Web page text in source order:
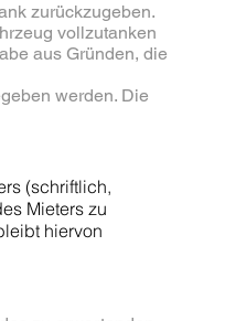
zurückzugeben.
vollzutanken
aus Gründen, die
werden. Die
(schriftlich,
Mieters zu
hiervon